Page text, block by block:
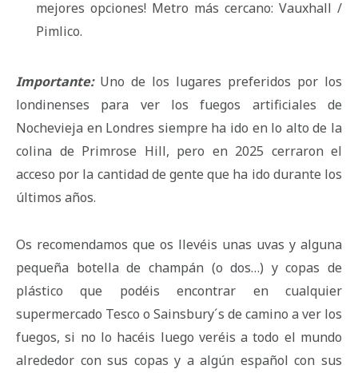
mejores opciones! Metro más cercano: Vauxhall /
Pimlico.
Importante: Uno de los lugares preferidos por los
londinenses para ver los fuegos artificiales de
Nochevieja en Londres siempre ha ido en lo alto de la
colina de Primrose Hill, pero en 2025 cerraron el
acceso por la cantidad de gente que ha ido durante los
últimos años.
Os recomendamos que os llevéis unas uvas y alguna
pequeña botella de champán (o dos…) y copas de
plástico que podéis encontrar en cualquier
supermercado Tesco o Sainsbury´s de camino a ver los
fuegos, si no lo hacéis luego veréis a todo el mundo
alrededor con sus copas y a algún español con sus